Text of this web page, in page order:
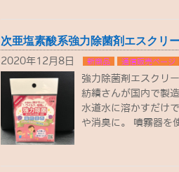
次亜塩素酸系強力除菌剤エスクリ
2020年12月8日 新商品 通信販売ページ
強力除菌剤エスクリ
紡績さんが国内で製
水道水に溶かすだけ
や消臭に。 噴霧器を